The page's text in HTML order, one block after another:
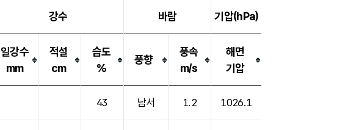
강수 바람 기압(hPa)
일강수
mm
적설
cm
습도
%
풍향
풍속
m/s
해면
기압
43 남서 1.2 1026.1